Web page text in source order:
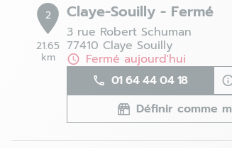
2
21.65
km
Claye-Souilly - Fermé
3 rue Robert Schuman
77410 Claye Souilly
Fermé aujourd'hui
01 64 44 04 18
Définir comme